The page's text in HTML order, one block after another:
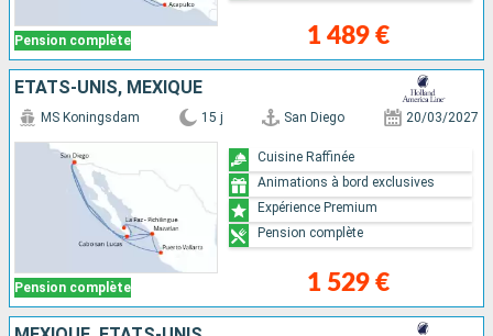
Pension complète 1 489 €
ÉTATS-UNIS, MEXIQUE
Pension complète
MS Koningsdam 15 j San Diego 20/03/2027
1 529 €
Cuisine Raffinée
Animations à bord exclusives
Expérience Premium
Pension complète